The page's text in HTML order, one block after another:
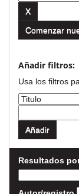
Comenzar
Añadir filtros:
Usa los filtros
Resultados